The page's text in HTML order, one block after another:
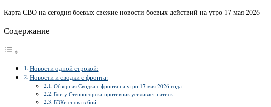
Карта СВО на сегодня боевых свежие новости боевых действий на утро 17 мая 2026
Содержание
Новости одной строкой:
Новости и сводки с фронта:
Обзорная Сводка с фронта на утро 17 мая 2026 года
Бои у Степногорска противник усиливает натиск
БЭКи снова в бой